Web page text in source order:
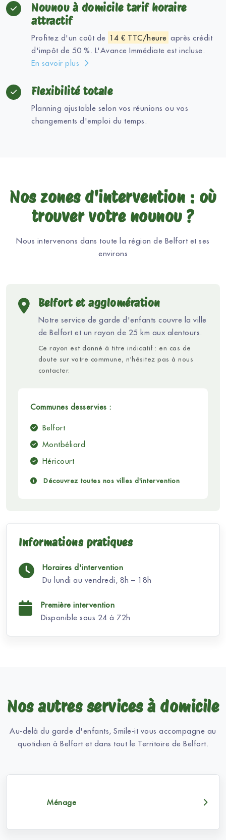
Nounou à domicile tarif horaire
attractif
Profitez d'un coût de 14 € TTC/heure après crédit
d'impôt de 50 %. L'Avance Immédiate est incluse.
En savoir plus
Flexibilité totale
Planning ajustable selon vos réunions ou vos
changements d'emploi du temps.
Nos zones d'intervention : où
trouver votre nounou ?
Nous intervenons dans toute la région de Belfort et ses
environs
Belfort et agglomération
Notre service de garde d'enfants couvre la ville
de Belfort et un rayon de 25 km aux alentours.
Ce rayon est donné à titre indicatif : en cas de
doute sur votre commune, n'hésitez pas à nous
contacter.
Communes desservies :
Belfort
Montbéliard
Héricourt
Découvrez toutes nos villes d'intervention
Informations pratiques
Horaires d'intervention
Du lundi au vendredi, 8h – 18h
Première intervention
Disponible sous 24 à 72h
Nos autres services à domicile
Au-delà du garde d'enfants, Smile-it vous accompagne au
quotidien à Belfort et dans tout le Territoire de Belfort.
Ménage